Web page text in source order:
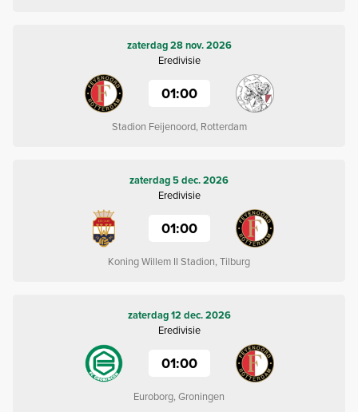
zaterdag 28 nov. 2026
Eredivisie
01:00
Stadion Feijenoord, Rotterdam
zaterdag 5 dec. 2026
Eredivisie
01:00
Koning Willem II Stadion, Tilburg
zaterdag 12 dec. 2026
Eredivisie
01:00
Euroborg, Groningen